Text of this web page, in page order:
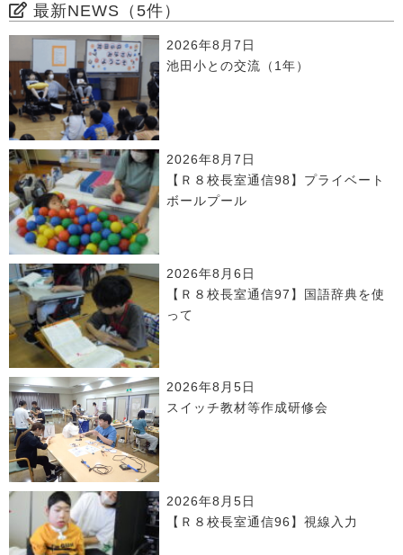
最新NEWS（5件）
2026年8月7日
池田小との交流（1年）
2026年8月7日
【Ｒ８校長室通信98】プライベート
ボールプール
2026年8月6日
【Ｒ８校長室通信97】国語辞典を使
って
2026年8月5日
スイッチ教材等作成研修会
2026年8月5日
【Ｒ８校長室通信96】視線入力